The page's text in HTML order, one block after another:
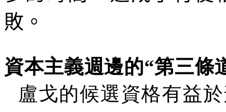
敗。
資本主義週邊的“第三條
盧戈的候選資格有益